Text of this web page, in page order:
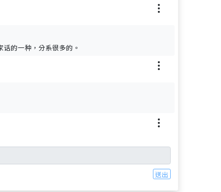
的一种，分系很多的。
送出